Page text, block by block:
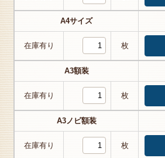
A4サイズ
在庫有り 枚
A3額装
在庫有り 枚
A3ノビ額装
在庫有り 枚